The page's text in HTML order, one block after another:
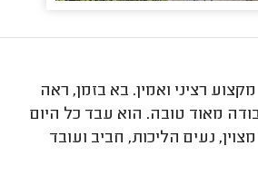
רציני ואמין. בא בזמן, ראה
מאוד טובה. הוא עבד כל היום
נעים הליכות, חביב ועובד